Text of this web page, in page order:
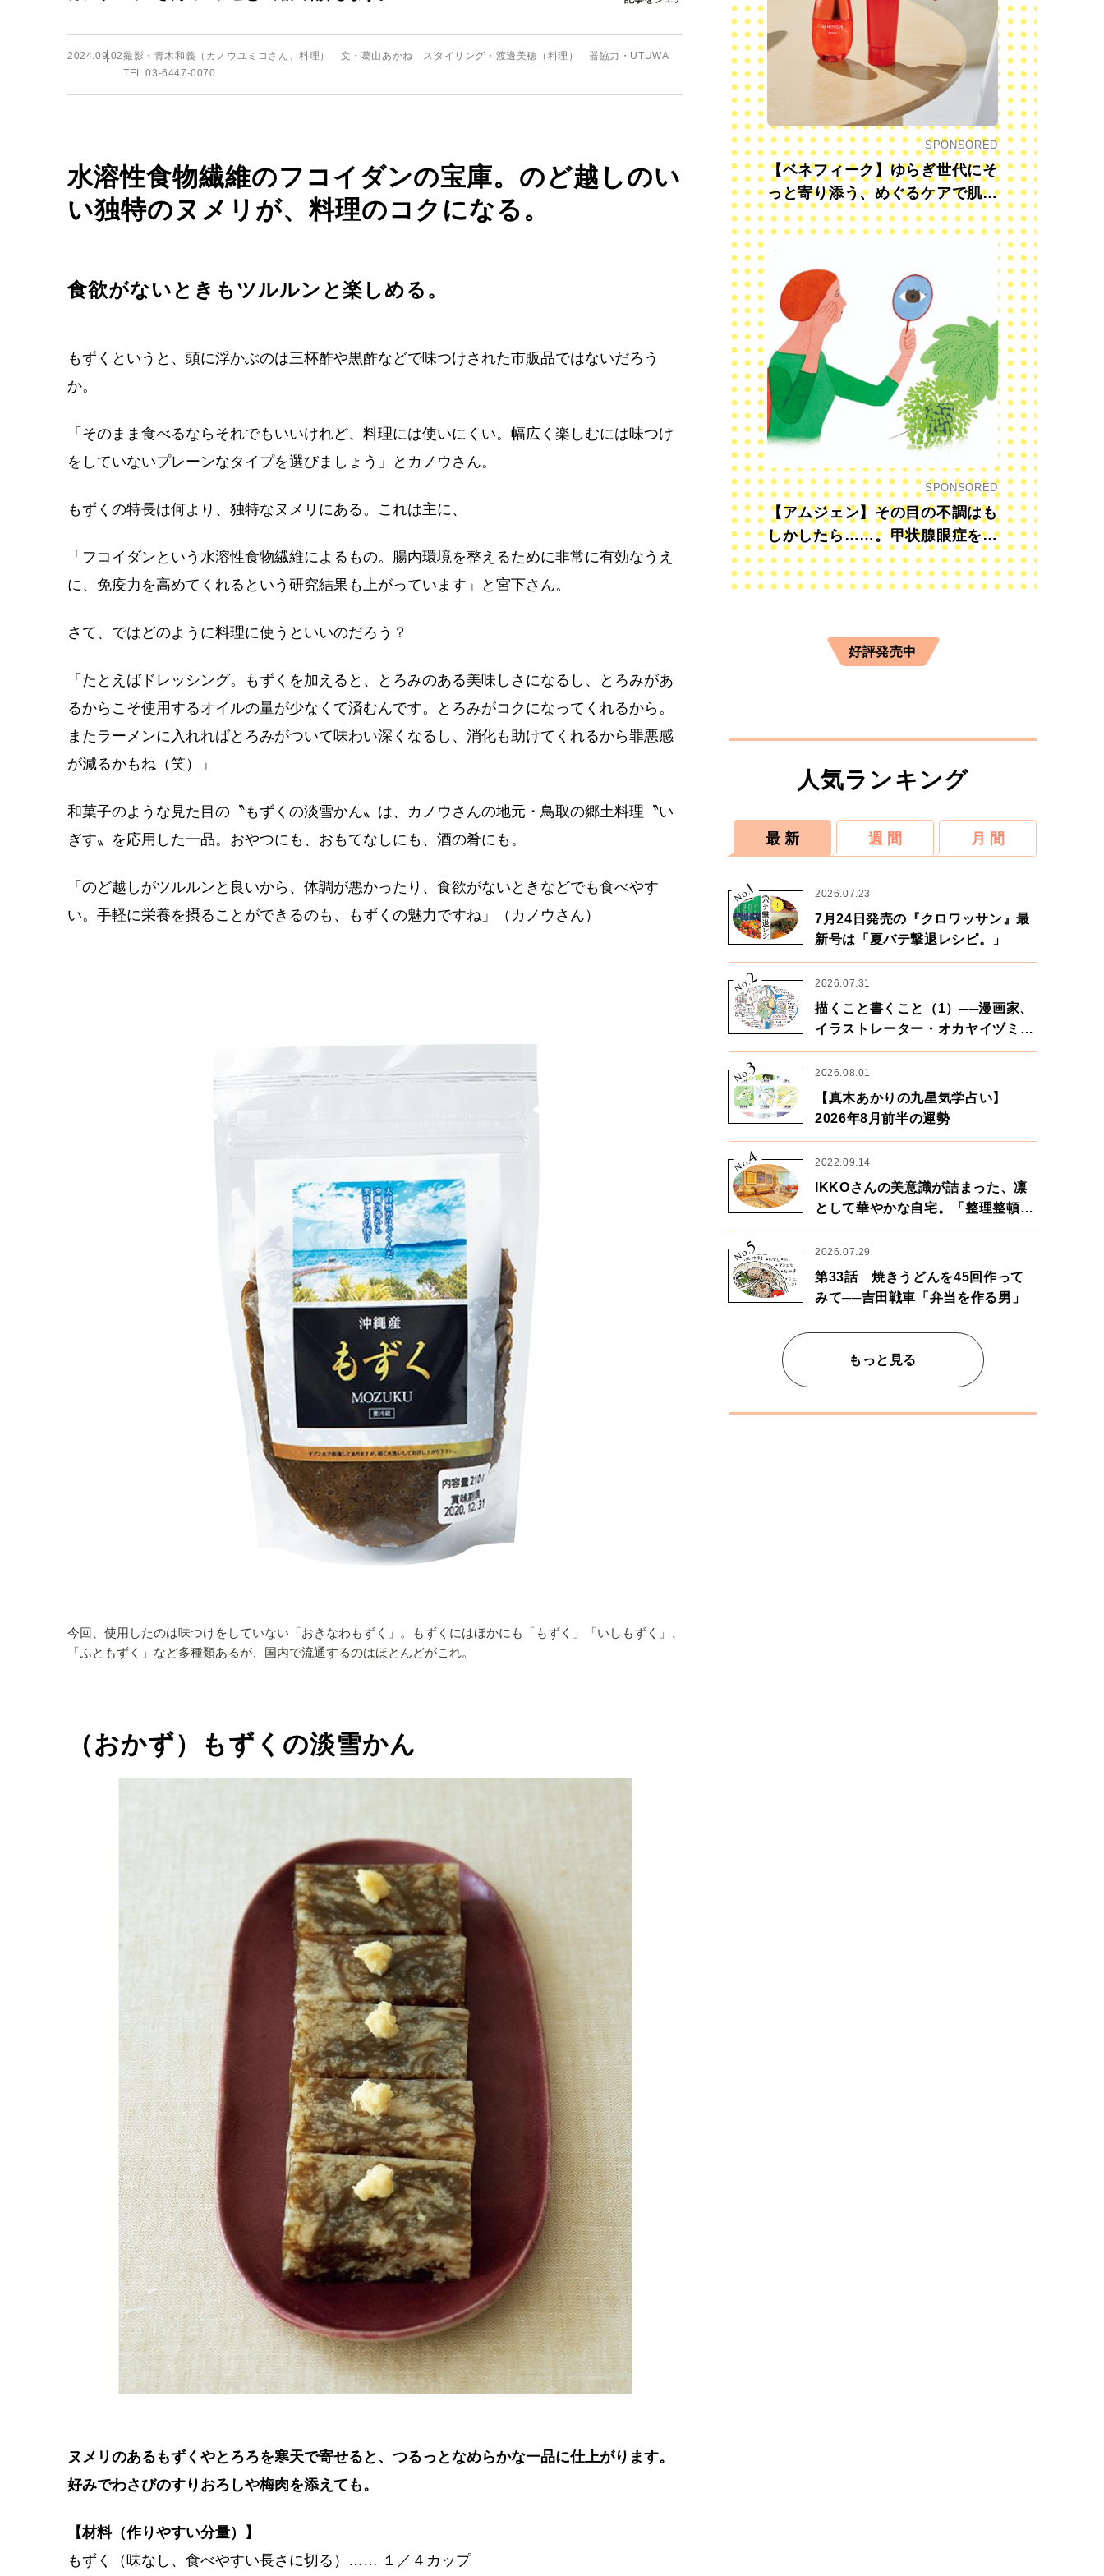
2024.09.02撮影・青木和義（カノウユミコさん、料理） 文・葛山あかね スタイリング・渡邊美穂（料理） 器協力・UTUWA
TEL.03-6447-0070
水溶性食物繊維のフコイダンの宝庫。のど越しのい
い独特のヌメリが、料理のコクになる。
食欲がないときもツルルンと楽しめる。
もずくというと、頭に浮かぶのは三杯酢や黒酢などで味つけされた市販品ではないだろう
か。
「そのまま食べるならそれでもいいけれど、料理には使いにくい。幅広く楽しむには味つけ
をしていないプレーンなタイプを選びましょう」とカノウさん。
もずくの特長は何より、独特なヌメリにある。これは主に、
「フコイダンという水溶性食物繊維によるもの。腸内環境を整えるために非常に有効なうえ
に、免疫力を高めてくれるという研究結果も上がっています」と宮下さん。
さて、ではどのように料理に使うといいのだろう？
「たとえばドレッシング。もずくを加えると、とろみのある美味しさになるし、とろみがあ
るからこそ使用するオイルの量が少なくて済むんです。とろみがコクになってくれるから。
またラーメンに入れればとろみがついて味わい深くなるし、消化も助けてくれるから罪悪感
が減るかもね（笑）」
和菓子のような見た目の〝もずくの淡雪かん〟は、カノウさんの地元・鳥取の郷土料理〝い
ぎす〟を応用した一品。おやつにも、おもてなしにも、酒の肴にも。
「のど越しがツルルンと良いから、体調が悪かったり、食欲がないときなどでも食べやす
い。手軽に栄養を摂ることができるのも、もずくの魅力ですね」（カノウさん）
今回、使用したのは味つけをしていない「おきなわもずく」。もずくにはほかにも「もずく」「いしもずく」、
「ふともずく」など多種類あるが、国内で流通するのはほとんどがこれ。
（おかず）もずくの淡雪かん
ヌメリのあるもずくやとろろを寒天で寄せると、つるっとなめらかな一品に仕上がります。
好みでわさびのすりおろしや梅肉を添えても。
【材料（作りやすい分量）】
もずく（味なし、食べやすい長さに切る）…… １／４カップ
SPONSORED
【ベネフィーク】ゆらぎ世代にそ
っと寄り添う、めぐるケアで肌も
心も前向きに
SPONSORED
【アムジェン】その目の不調はも
しかしたら……。甲状腺眼症を知
っていますか？
好評発売中
人気ランキング
最 新 週 間 月 間
No.
1 2026.07.23
7月24日発売の『クロワッサン』最
新号は「夏バテ撃退レシピ。」
No.2 2026.07.31
描くこと書くこと（1）──漫画家、
イラストレーター・オカヤイヅミさ
ん×漫画家・鶴谷香央理さん
No.
3 2026.08.01
【真木あかりの九星気学占い】
2026年8月前半の運勢
No.
4 2022.09.14
IKKOさんの美意識が詰まった、凛
として華やかな自宅。「整理整頓は
心のリズムが乱されないための作
業」。
No.
5 2026.07.29
第33話 焼きうどんを45回作って
みて──吉田戦車「弁当を作る男」
もっと見る